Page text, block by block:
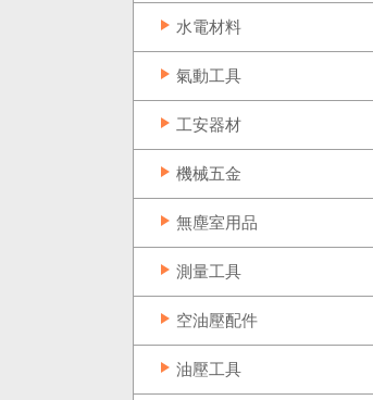
水電材料
氣動工具
工安器材
機械五金
無塵室用品
測量工具
空油壓配件
油壓工具